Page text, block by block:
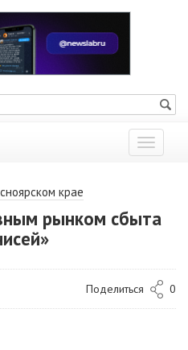
Показать
меню
крае
рынком сбыта
Поделиться 0